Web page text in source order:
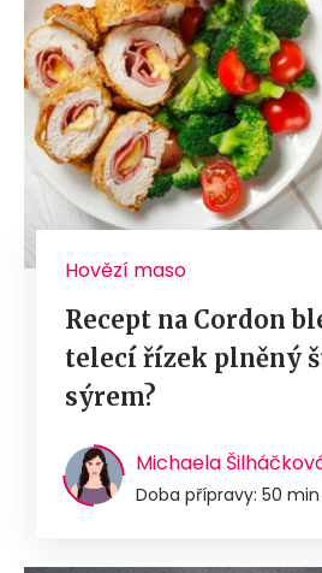
Hovězí maso
Recept na Cordon
telecí řízek plněný
sýrem?
Michaela
Doba přípravy: 50 min